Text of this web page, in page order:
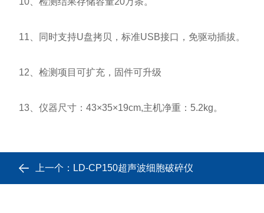
11、同时支持U盘拷贝，标准USB接口，免驱动插拔。
12、检测项目可扩充，固件可升级
13、仪器尺寸：43×35×19cm,主机净重：5.2kg。
上一个： LD-CP150超声波细胞破碎仪